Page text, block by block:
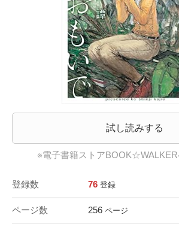
試し読みする
※電子書籍ストア
登録数 76 登録
ページ数 256 ページ